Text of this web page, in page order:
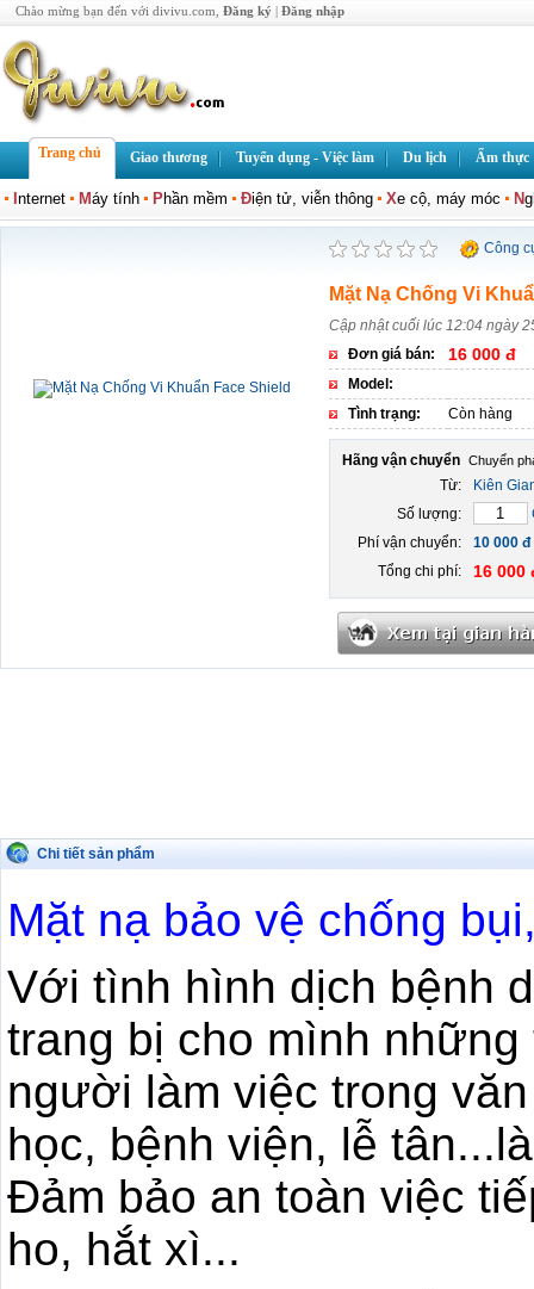
Chào mừng bạn đến với divivu.com, Đăng ký | Đăng nhập
Trang chủ Giao thương Tuyển dụng - Việc làm Du lịch Ẩm thực
nternet Máy tính Phần mềm Điện tử, viễn thông Xe cộ, máy móc N
Công
Mặt Nạ Chống Vi
Cập nhật cuối lúc 12:04 ngày
Đơn giá bán:
16 000 đ
Model:
Tình trạng:
Còn hàng
Hãng vận chuyển
Từ:
Kiên
Số lượng:
Phí vận chuyển:
10 000 đ
Tổng chi phí:
16 000
Chi tiết sản phẩm
Mặt nạ bảo vệ chống
Với tình hình dịch bệnh
trang bị cho mình
người làm việc trong
học, bệnh viện, lễ
Đảm bảo an toàn việc
ho, hắt xì...